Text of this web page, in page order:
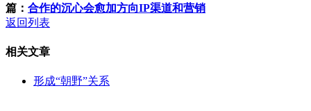
篇： 合作的沉心会愈加方向IP渠道和营销
返回列表
相关文章
形成“朝野”关系